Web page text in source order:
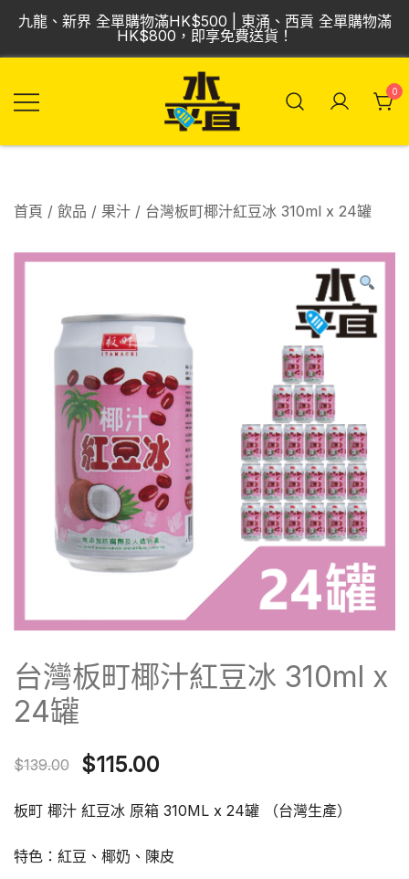
Skip
content
九龍、新界 全單購物滿HK$500 | 東涌、西貢 全單購物滿
HK$800，即享免費送貨！
酒、食品
0
首頁 / 飲品 / 果汁 / 台灣板町椰汁紅豆冰 310ml x 24罐
台灣板町椰汁紅豆冰 310ml x
24罐
$139.00
Original
price
$139.00.
$115.00
$115.00.
板町 椰汁 紅豆冰 原箱 310ML x 24罐 （台灣生產）
特色：紅豆、椰奶、陳皮